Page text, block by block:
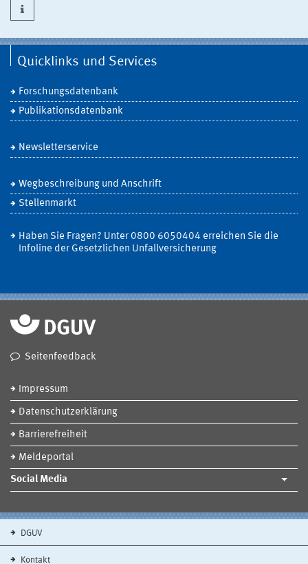
Quicklinks und Services
Forschungsdatenbank
Publikationsdatenbank
Newsletterservice
Wegbeschreibung und Anschrift
Stellenmarkt
Haben Sie Fragen? Unter 0800 6050404 erreichen Sie die
Infoline der Gesetzlichen Unfallversicherung
Seitenfeedback
Impressum
Datenschutzerklärung
Barrierefreiheit
Meldeportal
Social Media
DGUV
Kontakt